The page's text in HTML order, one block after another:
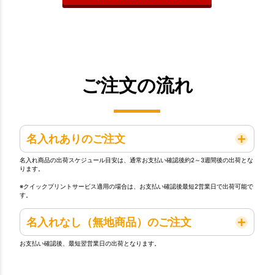
ご注文の流れ
名入れありのご注文
名入れ商品の出荷スケジュール目安は、通常お支払い確認後約2～3週間後の出荷とな
ります。
※クイックプリントサービス適用の場合は、お支払い確認後最短2営業日で出荷可能で
す。
名入れなし（無地商品）のご注文
お支払い確認後、最短翌営業日の出荷となります。